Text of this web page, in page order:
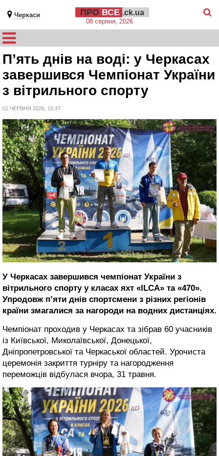
Черкаси ПРО ВСЕ .ck.ua
08 серпня, 2026
П’ять днів на воді: у Черкасах
завершився Чемпіонат України
з вітрильного спорту
01 ЧЕРВНЯ 2026, 15:37
У Черкасах завершився чемпіонат України з
вітрильного спорту у класах яхт «ILCA» та «470».
Упродовж п’яти днів спортсмени з різних регіонів
країни змагалися за нагороди на водних дистанціях.
Чемпіонат проходив у Черкасах та зібрав 60 учасників
із Київської, Миколаївської, Донецької,
Дніпропетровської та Черкаської областей. Урочиста
церемонія закриття турніру та нагородження
переможців відбулася вчора, 31 травня.